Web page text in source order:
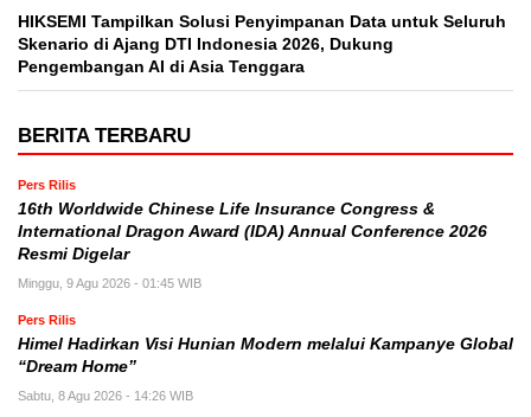
HIKSEMI Tampilkan Solusi Penyimpanan Data untuk Seluruh
Skenario di Ajang DTI Indonesia 2026, Dukung
Pengembangan AI di Asia Tenggara
BERITA TERBARU
Pers Rilis
16th Worldwide Chinese Life Insurance Congress &
International Dragon Award (IDA) Annual Conference 2026
Resmi Digelar
Minggu, 9 Agu 2026 - 01:45 WIB
Pers Rilis
Himel Hadirkan Visi Hunian Modern melalui Kampanye Global
“Dream Home”
Sabtu, 8 Agu 2026 - 14:26 WIB